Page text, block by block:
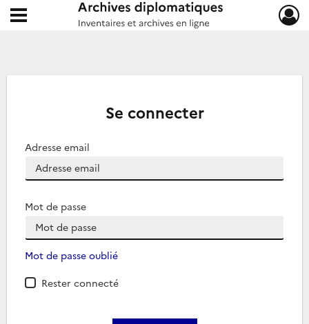
Archives diplomatiques
Ouvrir le menu déroulant
Se connecter
Adresse email
Mot de passe
Mot de passe oublié
Rester connecté